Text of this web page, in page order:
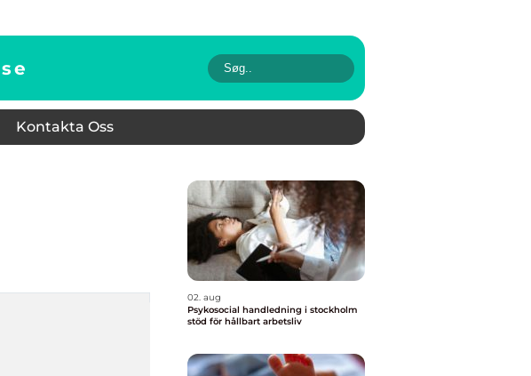
se
Kontakta Oss
02. aug
Psykosocial handledning i stockholm
stöd för hållbart arbetsliv